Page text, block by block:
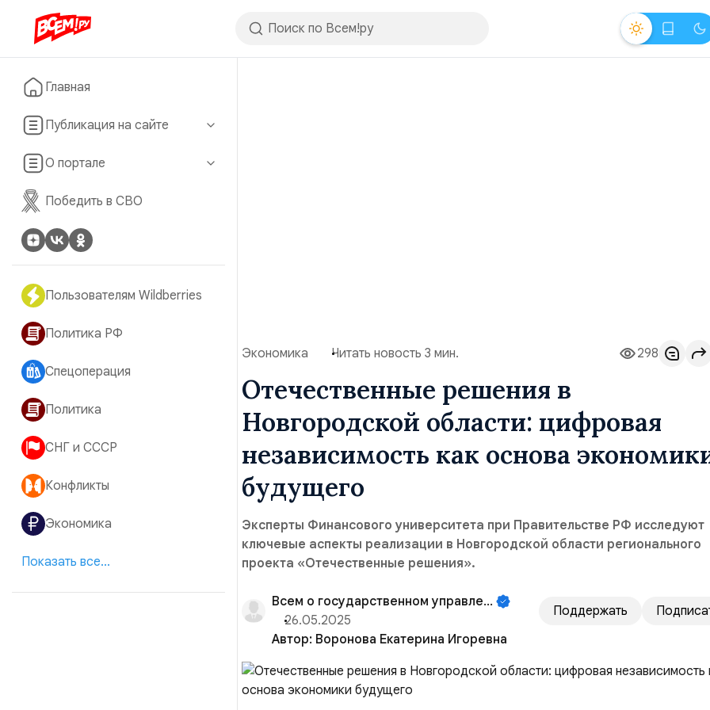
Главная
Публикация на сайте
О портале
Победить в СВО
Пользователям Wildberries
Политика РФ
Спецоперация
Политика
СНГ и СССР
Конфликты
Экономика
Показать все...
Экономика Читать новость 3 мин. 298
Отечественные решения в
Новгородской области: цифровая
независимость как основа
будущего
Эксперты Финансового университета при Правительстве РФ исследуют
ключевые аспекты реализации в Новгородской области регионального
проекта «Отечественные решения».
Всем о государственном управлении!
26.05.2025
Поддержать
Автор: Воронова Екатерина Игоревна